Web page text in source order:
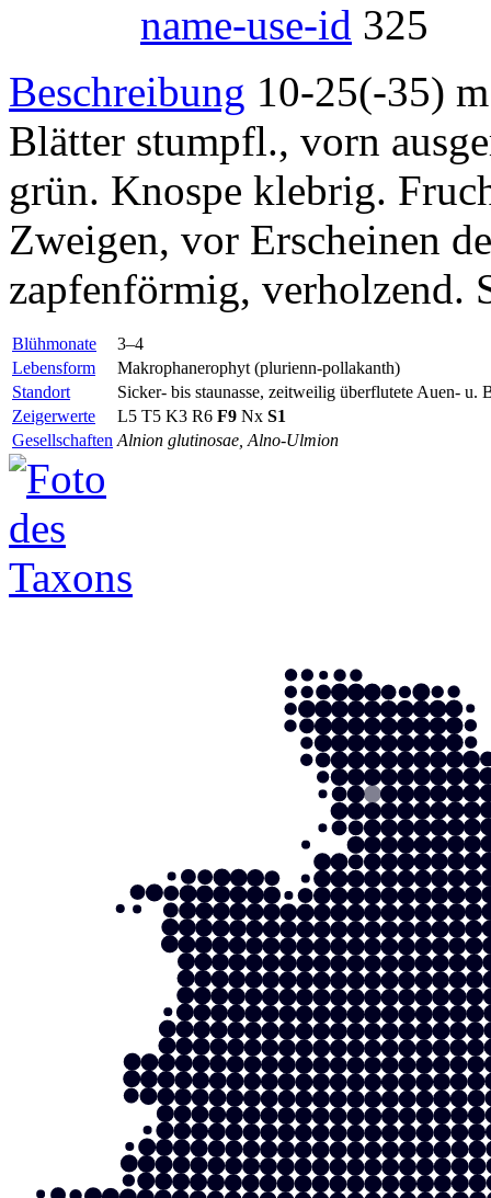
name-use-id 325
Beschreibung 10-25(-35)
Blätter stumpfl., vorn
grün. Knospe klebrig.
Zweigen, vor Erscheinen
zapfenförmig, verholzend.
Blühmonate
3–4
Lebensform
Makrophanerophyt (plurienn-pollakanth)
Standort
Sicker- bis staunasse, zeitweilig überflutete Auen- u.
Zeigerwerte
L5 T5 K3 R6 F9 Nx S1
Gesellschaften Alnion glutinosae, Alno-Ulmion